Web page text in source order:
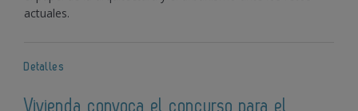
actuales.
Detalles
Vivienda convoca el concurso para el